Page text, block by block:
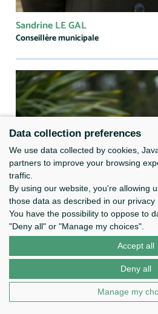
Sandrine LE GAL
Conseillère municipale
Data collection preferences
We use data collected by cookies,
partners to improve your browsing
traffic.
By using our website, you're allowing
those data as described in our privacy
You have the possibility to oppose to
"Deny all" or "Manage my choices".
Accept all
Deny all
Manage my